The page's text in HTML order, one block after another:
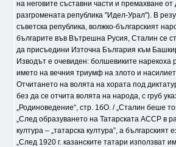
на неговите съставни части и премахване
разгромената република "Идел-Урал"). В
съветска република, волжко-българският
българите във Вътрешна Русия, Сталин се
да присъедини Източна България към
Изводът е очевиден: болшевиките нарекоха
името на вечния триумф на злото и
Отчитането на волята на хората под
без да се отчита волята на народа, с груб
„Родиноведение“, стр. 1бО. / „Сталин беше
„След образуването на Татарската АССР в
култура – „татарска култура”, а българският
„След 1920 г. казанските татари използват